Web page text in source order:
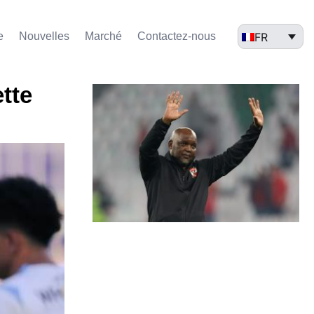
Nouvelles Marché​ Contactez-nous FR